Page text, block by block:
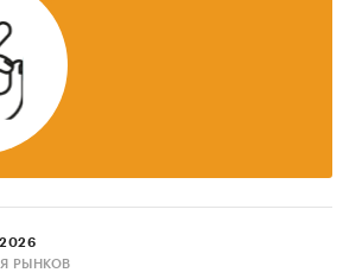
построено на основе данных
по розничной
товаров. Исходными
расчета среднедушевых
РЫНКОВ